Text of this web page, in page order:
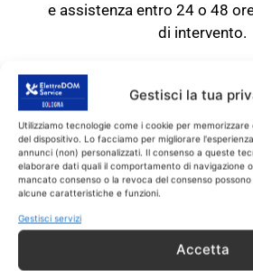
Gestisci la tua
Utilizziamo tecnologie come i cookie per
del dispositivo. Lo facciamo per migliorare
annunci (non) personalizzati. Il consenso a queste
elaborare dati quali il comportamento di navigazione
mancato consenso o la revoca del consenso
alcune caratteristiche e funzioni.
Gestisci servizi
Accetta
e assistenza entro 24 o 48
di intervento.
TECNICO INDESIT
RICAMBI CON
1 ANNO
Il tecnico
MedicinaintervieneSOLO
sono effettuati con
garanzia di 1